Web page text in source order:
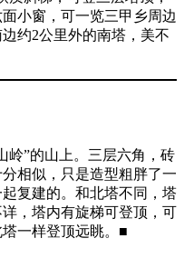
小窗，可一览三甲乡周边
约2公里外的南塔，美不
岭”的山上。三层六角，砖
相似，只是造型粗胖了一
复建的。和北塔不同，塔
，塔内有旋梯可登顶，可
一样登顶远眺。■